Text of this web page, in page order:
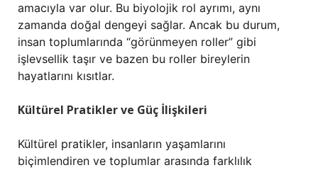
amacıyla var olur. Bu biyolojik rol ayrımı, aynı
zamanda doğal dengeyi sağlar. Ancak bu durum,
insan toplumlarında “görünmeyen roller” gibi
işlevsellik taşır ve bazen bu roller bireylerin
hayatlarını kısıtlar.
Kültürel Pratikler ve Güç İlişkileri
Kültürel pratikler, insanların yaşamlarını
biçimlendiren ve toplumlar arasında farklılık